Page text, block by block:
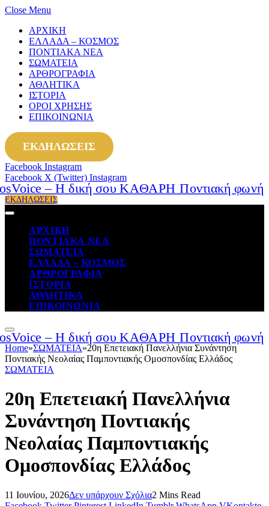
Close Menu
ΑΡΧΙΚΗ
ΕΛΛΑΔΑ – ΚΟΣΜΟΣ
ΠΟΝΤΙΑΚΑ ΝΕΑ
ΣΩΜΑΤΕΙΑ
ΑΡΘΡΟΓΡΑΦΙΑ
ΑΘΛΗΤΙΚΑ
ΙΣΤΟΡΙΑ
ΟΡΟΙ ΧΡΗΣΗΣ
ΕΠΙΚΟΙΝΩΝΙΑ
ΕΚΔΗΛΩΣΕΙΣ
Facebook Instagram
Facebook X (Twitter) Instagram
ΕΚΔΗΛΩΣΕΙΣ
ΑΡΧΙΚΗ
ΠΟΝΤΙΑΚΑ ΝΕΑ
ΣΩΜΑΤΕΙΑ
ΕΛΛΑΔΑ – ΚΟΣΜΟΣ
ΑΡΘΡΟΓΡΑΦΙΑ
ΙΣΤΟΡΙΑ
ΑΘΛΗΤΙΚΑ
ΕΠΙΚΟΙΝΩΝΙΑ
Home»ΣΩΜΑΤΕΙΑ»20η Επετειακή Πανελλήνια Συνάντηση
Ποντιακής Νεολαίας Παμποντιακής Ομοσπονδίας Ελλάδος
ΣΩΜΑΤΕΙΑ
20η Επετειακή Πανελλήνια
Συνάντηση Ποντιακής
Νεολαίας Παμποντιακής
Ομοσπονδίας Ελλάδος
11 Ιουνίου, 2026Δεν υπάρχουν Σχόλια2 Mins Read